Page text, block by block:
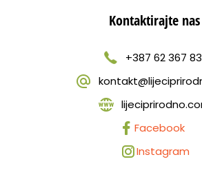
Kontaktirajte nas
+387 62 367
Facebook
Instagram